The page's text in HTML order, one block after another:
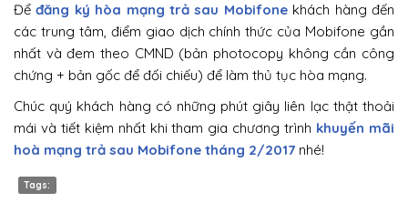
Đểđăng ký hòa mạng trả sau Mobifonekhách hàng đến
các trung tâm, điểm giao dịch chính thức của Mobifone gần
nhất và đem theo CMND (bản photocopy không cần công
chứng + bản gốc để đối chiếu) để làm thủ tục hòa mạng.
Chúc quý khách hàng có những phút giây liên lạc thật thoải
mái và tiết kiệm nhất khi tham gia chương trình khuyến mãi
hoà mạng trả sau Mobifone tháng 2/2017 nhé!
Tags: